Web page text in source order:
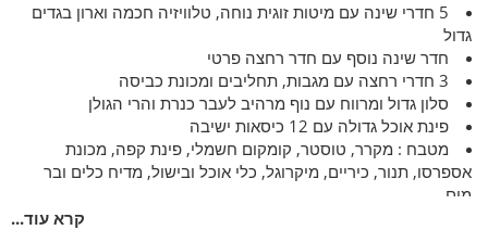
5 חדרי שינה עם מיטות זוגית נוחה, טלוויזיה חכמה וארון בגדים
גדול
חדר שינה נוסף עם חדר רחצה פרטי
3 חדרי רחצה עם מגבות, תחליבים ומכונת כביסה
סלון גדול ומרווח עם נוף מרהיב לעבר כנרת והרי הגולן
פינת אוכל גדולה עם 12 כיסאות ישיבה
מטבח : מקרר, טוסטר, קומקום חשמלי, פינת קפה, מכונת
אספרסו, תנור, כיריים, מיקרוגל, כלי אוכל ובישול, מדיח כלים ובר
מים.
קרא עוד...